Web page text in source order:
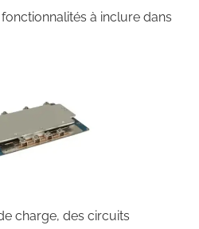
à inclure dans
charge, des circuits